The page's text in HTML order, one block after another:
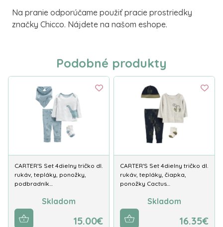
Na pranie odporúčame použiť pracie prostriedky
značky Chicco. Nájdete na našom eshope.
Podobné produkty
CARTER'S Set 4dielny tričko dl.
rukáv, tepláky, ponožky,
podbradník…
Skladom
15.00€
CARTER'S Set 4dielny tričko dl.
rukáv, tepláky, čiapka,
ponožky Cactus…
Skladom
16.35€